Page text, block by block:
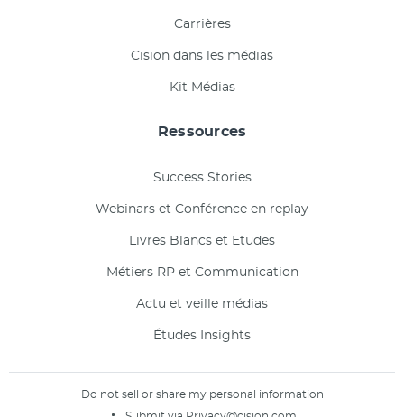
Carrières
Cision dans les médias
Kit Médias
Ressources
Success Stories
Webinars et Conférence en replay
Livres Blancs et Etudes
Métiers RP et Communication
Actu et veille médias
Études Insights
Do not sell or share my personal information